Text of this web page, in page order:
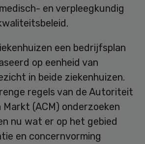
en verpleegkundig
een bedrijfsplan
op eenheid van
in beide ziekenhuizen.
regels van de Autoriteit
Markt (ACM) onderzoeken
nu wat er op het gebied
en concernvorming